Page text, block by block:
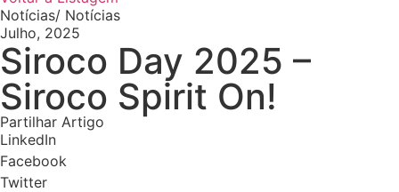
Notícias/ Notícias
Julho, 2025
Siroco Day 2025 –
Siroco Spirit On!
Partilhar Artigo
LinkedIn
Facebook
Twitter